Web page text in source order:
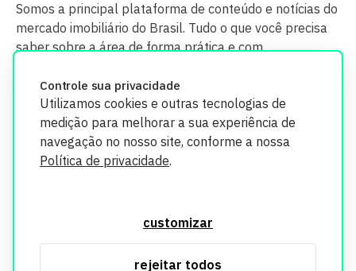
Controle sua privacidade
Utilizamos cookies e outras tecnologias de
medição para melhorar a sua experiência de
navegação no nosso site, conforme a nossa
Política de privacidade.
customizar
rejeitar todos
Somos a principal plataforma de conteúdo e notícias do
mercado imobiliário do Brasil. Tudo o que você precisa
saber sobre a área de forma prática e com
segurança. Todos os dados coletados em nosso site são
utilizados exclusivamente para fins de aprimoramento de
informações, consulte nossa Política de Privacidade.